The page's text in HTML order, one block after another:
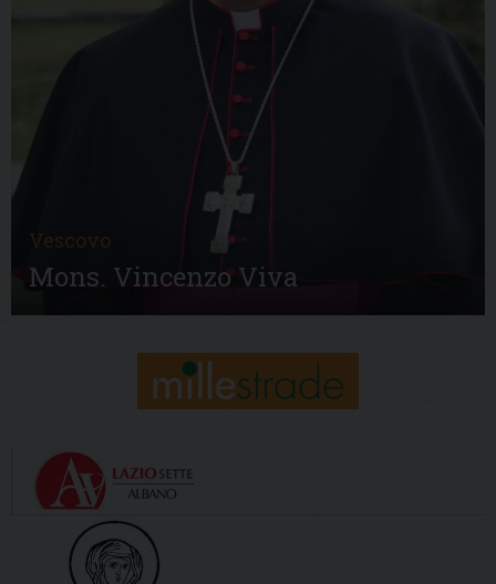
Vescovo
Mons. Vincenzo Viva